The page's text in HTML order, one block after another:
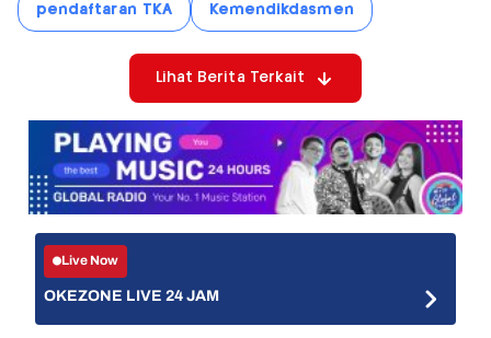
pendaftaran TKA Kemendikdasmen
Lihat Berita Terkait
Live Now
OKEZONE LIVE 24 JAM